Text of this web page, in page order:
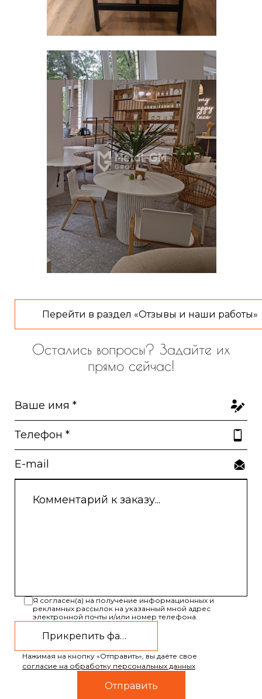
Перейти в раздел «Отзывы и наши работы»
Остались вопросы? Задайте их
прямо сейчас!
Я согласен(а) на получение информационных и
рекламных рассылок на указанный мной адрес
электронной почты и/или номер телефона.
Прикрепить файл
Нажимая на кнопку «Отправить», вы даёте свое
согласие на обработку персональных данных